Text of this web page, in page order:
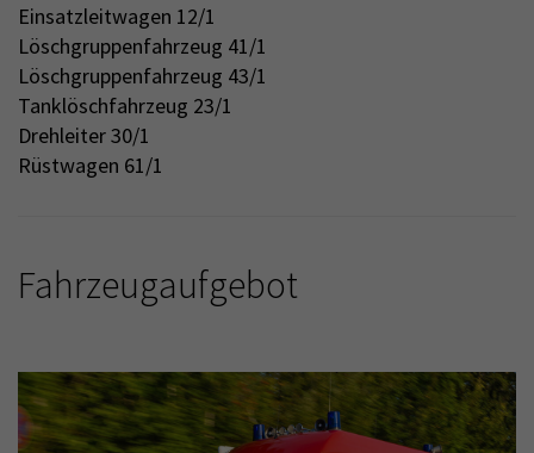
Einsatzleitwagen 12/1
Löschgruppenfahrzeug 41/1
Löschgruppenfahrzeug 43/1
Tanklöschfahrzeug 23/1
Drehleiter 30/1
Rüstwagen 61/1
Fahrzeugaufgebot